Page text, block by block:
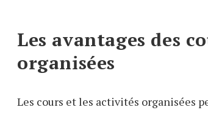
Les avantages des
organisées
Les cours et les activités organisées